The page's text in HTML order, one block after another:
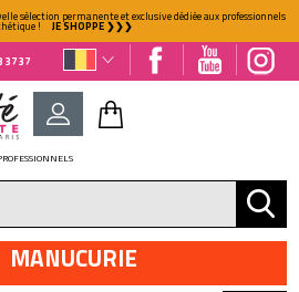
sélection permanente et exclusive dédiée aux professionnels
! JE SHOPPE ❯❯❯
37 37
MANUCURIE